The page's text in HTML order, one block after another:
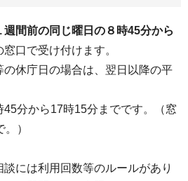
週間前の同じ曜日の８時45分から
口で受け付けます。
休庁日の場合は、翌日以降の平
分から17時15分までです。（窓
）
には利用回数等のルールがあり